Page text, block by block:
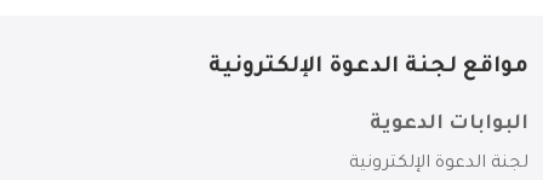
مواقع لجنة الدعوة الإلكترونية
البوابات الدعوية
لجنة الدعوة الإلكترونية